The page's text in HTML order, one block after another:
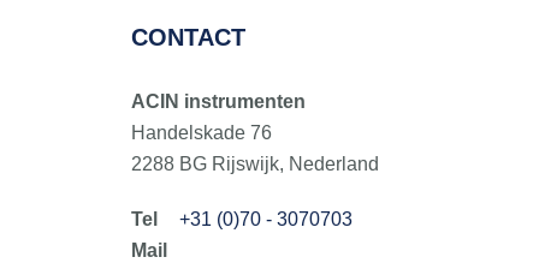
CONTACT
ACIN instrumenten
Handelskade 76
2288 BG Rijswijk, Nederland
+31 (0)70 - 3070703